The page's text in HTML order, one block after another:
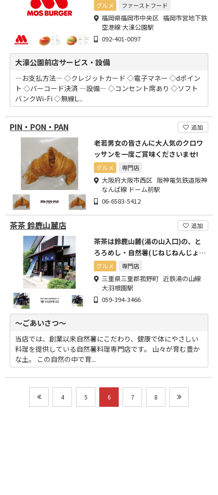
グルメ ファーストフード
福岡県福岡市中央区 福岡市営地下鉄
空港線 大濠公園駅
092-401-0097
大濠公園前店サービス・設備
―お支払方法― ◇クレジットカード ◇電子マネー ◇dポイン
ト ◇バーコード決済 ―設備― ◇コンセント席あり ◇ソフト
バンクWi-Fi ◇無線L...
PIN・PON・PAN 追加
老若男女の皆さんに大人気のクロワ
ッサンを一度ご賞味くださいませ!
グルメ 専門店
大阪府大阪市西区 阪神電気鉄道阪神
なんば線 ドーム前駅
06-6583-5412
茶茶 鈴鹿山麓店 追加
茶茶は鈴鹿山麓(湯の山入口)の、と
ろろめし・自然薯(じねじねんじょ)
料理の専門店です。
グルメ 専門店
三重県三重郡菰野町 近鉄湯の山線
大羽根園駅
059-394-3466
～ごあいさつ～
当店では、創業以来自然薯にこだわり、健康で体にやさしい
料理を提供している自然薯料理専門店です。 山々が育む豊か
な土。 この自然の中で育...
4 5 6 7 8